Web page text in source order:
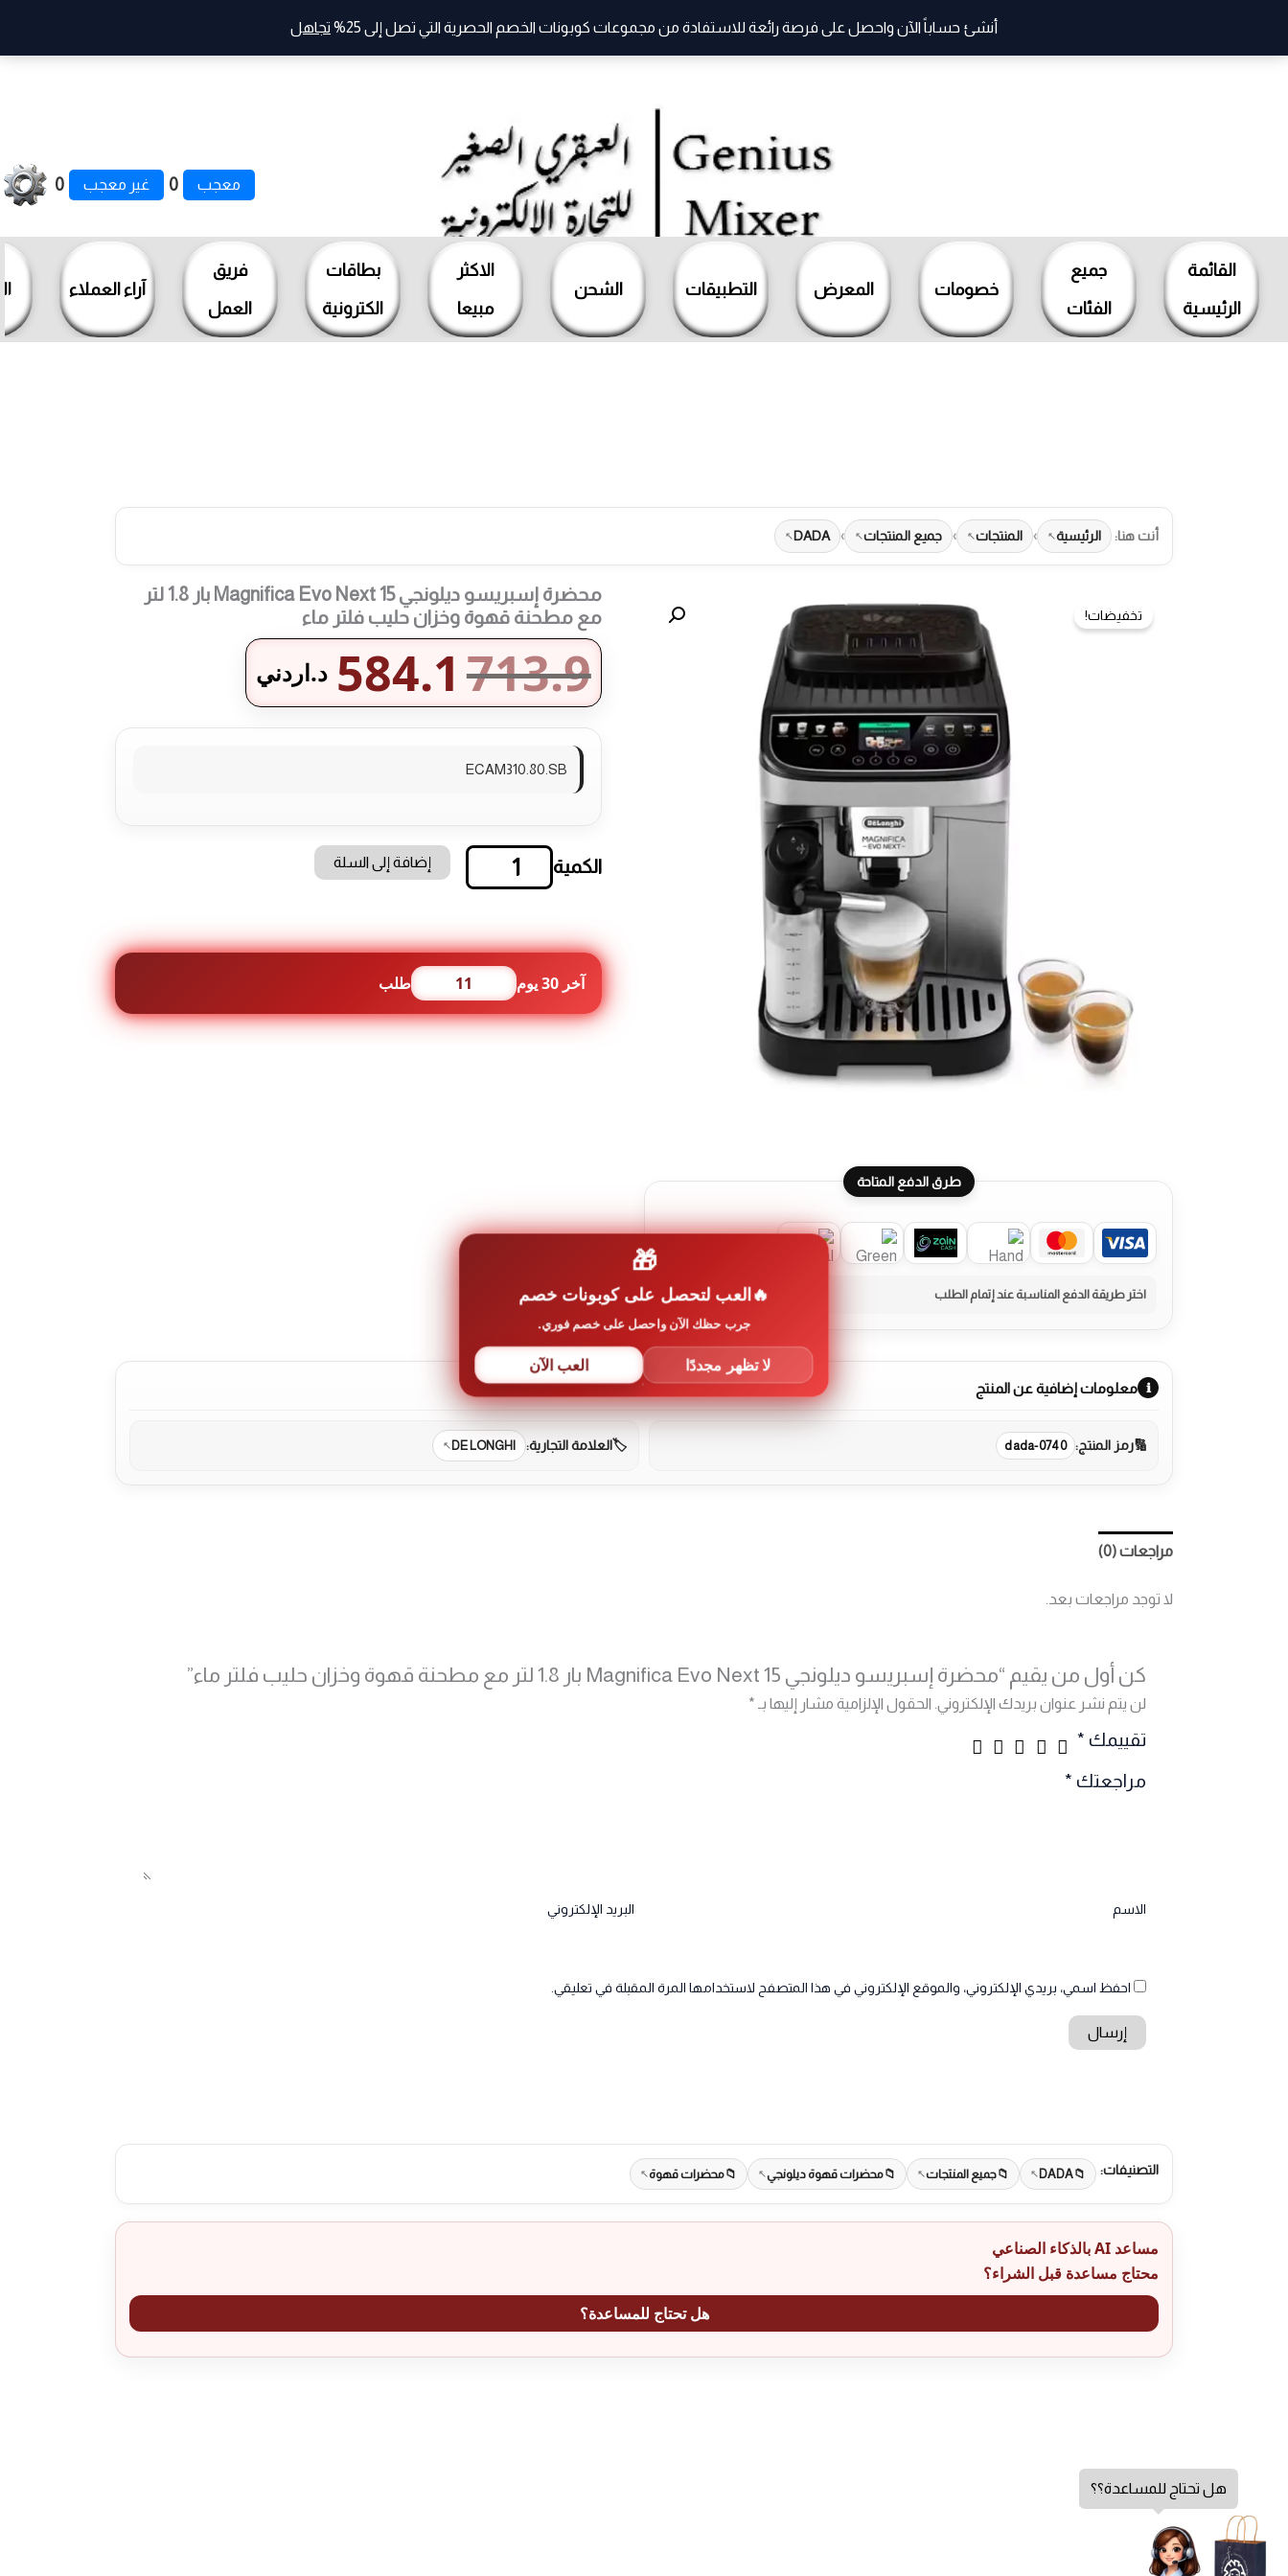
القائمة
الرئيسية
جميع
الفئات
خصومات المعرض التطبيقات الشحن
الاكثر
مبيعا
بطاقات
الكترونية
فريق
العمل
آراء العملاء
معجب 0 غير معجب 0
أنشئ حساباً الآن واحصل على فرصة رائعة للاستفادة من مجموعات كوبونات الخصم الحصرية التي تصل إلى 25% تجاهل
المحتوى
أنت هنا: الرئيسية › المنتجات › جميع المنتجات ›
DADA
تخفيضات!
طرق الدفع المتاحة
محضرة إسبريسو ديلونجي Magnifica Evo Next 15 بار 1.8 لتر
مع مطحنة قهوة وخزان حليب فلتر ماء
713.9
584.1 د.اردني
ECAM310.80.SB
كمية
Magnifica
Evo
Next
15
بار
إضافة إلى السلة
آخر 30 يوم 11 طلب
معلومات إضافية عن المنتج
رمز المنتج: dada-0740 العلامة التجارية: DE LONGHI
مراجعات (0)
لا توجد مراجعات بعد.
كن أول من يقيم “محضرة إسبريسو ديلونجي Magnifica Evo Next 15 بار 1.8 لتر مع مطحنة قهوة وخزان حليب فلتر ماء”
لن يتم نشر عنوان بريدك الإلكتروني. الحقول الإلزامية مشار إليها بـ *
تقييمك *
مراجعتك *
الاسم البريد الإلكتروني
احفظ اسمي، بريدي الإلكتروني، والموقع الإلكتروني في هذا المتصفح لاستخدامها المرة المقبلة في تعليقي.
التصنيفات: DADA جميع المنتجات محضرات قهوة ديلونجي محضرات قهوة
مساعد AI بالذكاء الصناعي
محتاج مساعدة قبل الشراء؟
هل تحتاج للمساعدة؟
هل تحتاج للمساعدة؟؟
🎁
العب لتحصل على كوبونات خصم
جرب حظك الآن واحصل على خصم فوري.
لا تظهر مجددًا العب الآن